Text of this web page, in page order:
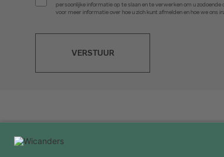
persoonlijke informatie op te slaan en te verwerken om u
voor meer informatie over hoe u zich kunt afmelden en hoe we
VERSTUUR